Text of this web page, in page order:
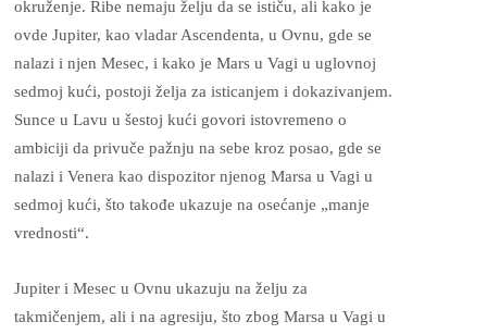
okruženje. Ribe nemaju želju da se ističu, ali kako je
ovde Jupiter, kao vladar Ascendenta, u Ovnu, gde se
nalazi i njen Mesec, i kako je Mars u Vagi u uglovnoj
sedmoj kući, postoji želja za isticanjem i dokazivanjem.
Sunce u Lavu u šestoj kući govori istovremeno o
ambiciji da privuče pažnju na sebe kroz posao, gde se
nalazi i Venera kao dispozitor njenog Marsa u Vagi u
sedmoj kući, što takođe ukazuje na osećanje „manje
vrednosti“.
Jupiter i Mesec u Ovnu ukazuju na želju za
takmičenjem, ali i na agresiju, što zbog Marsa u Vagi u